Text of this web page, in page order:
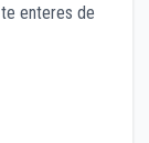
enteres de